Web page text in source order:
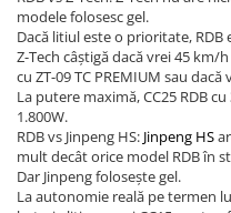
modele folosesc gel.
Dacă litiul este o prioritate, RDB
Z-Tech câștigă dacă vrei 45 km/
cu ZT-09 TC PREMIUM sau
La putere maximă, CC25 RDB
1.800W.
RDB vs Jinpeng HS: Jinpeng HS
mult decât orice model RDB în
Dar Jinpeng folosește gel.
La autonomie reală pe termen